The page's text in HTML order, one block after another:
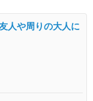
人や周りの大人に